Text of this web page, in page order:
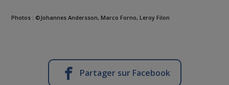
Photos : ©Johannes Andersson, Marco Forno, Leroy Filon
Partager sur Facebook